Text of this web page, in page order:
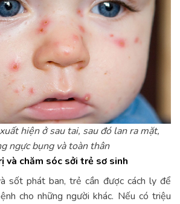
hiện ở sau tai, sau đó lan ra mặt,
ngực bụng và toàn thân
và chăm sóc sởi trẻ sơ sinh
sốt phát ban, trẻ cần được cách ly để
cho những người khác. Nếu có triệu